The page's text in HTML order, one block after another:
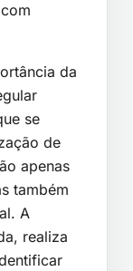
da
se
de
apenas
também
A
realiza